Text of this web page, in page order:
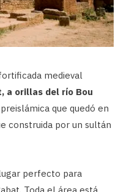
medieval
a orillas del río Bou
que quedó en
construida por un sultán
perfecto para